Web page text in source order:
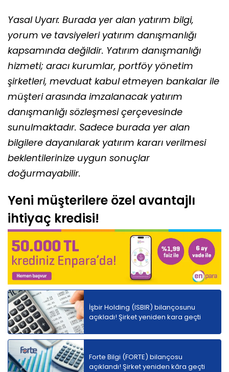
Yasal Uyarı: Burada yer alan yatırım bilgi,
yorum ve tavsiyeleri yatırım danışmanlığı
kapsamında değildir. Yatırım danışmanlığı
hizmeti; aracı kurumlar, portföy yönetim
şirketleri, mevduat kabul etmeyen bankalar ile
müşteri arasında imzalanacak yatırım
danışmanlığı sözleşmesi çerçevesinde
sunulmaktadır. Sadece burada yer alan
bilgilere dayanılarak yatırım kararı verilmesi
beklentilerinize uygun sonuçlar
doğurmayabilir.
Yeni müşterilere özel avantajlı
ihtiyaç kredisi!
İşbir Holding (ISBIR) bilançosunu
açıkladı! Şirket yeniden kara geçti
Forte Bilgi (FORTE) bilançosu
açıklandı! Şirket yeniden kâra geçti